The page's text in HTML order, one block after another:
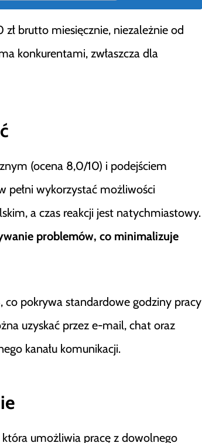
zł brutto miesięcznie, niezależnie od
konkurentami, zwłaszcza dla
(ocena 8,0/10) i podejściem
pełni wykorzystać możliwości
a czas reakcji jest natychmiastowy.
problemów, co minimalizuje
co pokrywa standardowe godziny pracy
uzyskać przez e-mail, chat oraz
kanału komunikacji.
umożliwia pracę z dowolnego